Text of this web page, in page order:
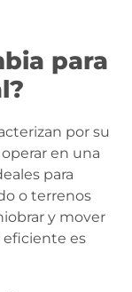
para
por su
en una
para
o terrenos
y mover
eficiente es